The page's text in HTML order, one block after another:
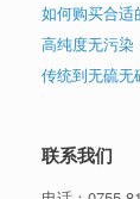
如何购买合适
高纯度无污染
传统到无硫无
联系我们